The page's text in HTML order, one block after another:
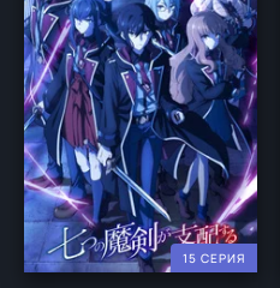
15 СЕРИЯ